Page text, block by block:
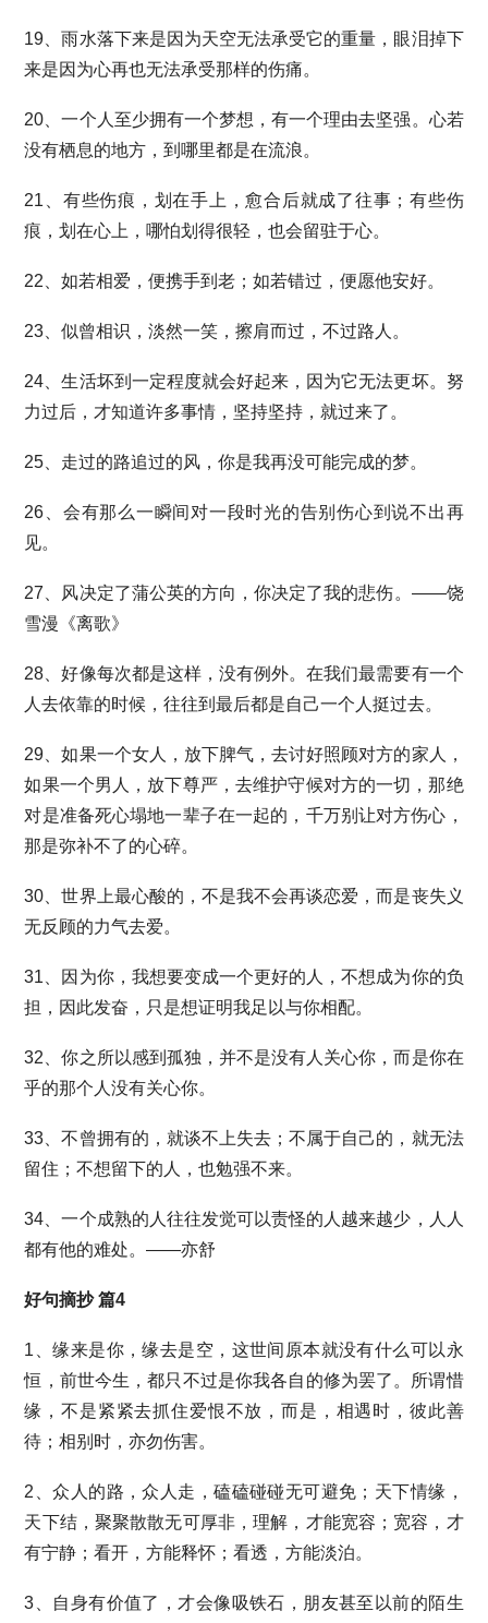
19、雨水落下来是因为天空无法承受它的重量，眼泪掉下
来是因为心再也无法承受那样的伤痛。
20、一个人至少拥有一个梦想，有一个理由去坚强。心若
没有栖息的地方，到哪里都是在流浪。
21、有些伤痕，划在手上，愈合后就成了往事；有些伤
痕，划在心上，哪怕划得很轻，也会留驻于心。
22、如若相爱，便携手到老；如若错过，便愿他安好。
23、似曾相识，淡然一笑，擦肩而过，不过路人。
24、生活坏到一定程度就会好起来，因为它无法更坏。努
力过后，才知道许多事情，坚持坚持，就过来了。
25、走过的路追过的风，你是我再没可能完成的梦。
26、会有那么一瞬间对一段时光的告别伤心到说不出再
见。
27、风决定了蒲公英的方向，你决定了我的悲伤。——饶
雪漫《离歌》
28、好像每次都是这样，没有例外。在我们最需要有一个
人去依靠的时候，往往到最后都是自己一个人挺过去。
29、如果一个女人，放下脾气，去讨好照顾对方的家人，
如果一个男人，放下尊严，去维护守候对方的一切，那绝
对是准备死心塌地一辈子在一起的，千万别让对方伤心，
那是弥补不了的心碎。
30、世界上最心酸的，不是我不会再谈恋爱，而是丧失义
无反顾的力气去爱。
31、因为你，我想要变成一个更好的人，不想成为你的负
担，因此发奋，只是想证明我足以与你相配。
32、你之所以感到孤独，并不是没有人关心你，而是你在
乎的那个人没有关心你。
33、不曾拥有的，就谈不上失去；不属于自己的，就无法
留住；不想留下的人，也勉强不来。
34、一个成熟的人往往发觉可以责怪的人越来越少，人人
都有他的难处。——亦舒
好句摘抄 篇4
1、缘来是你，缘去是空，这世间原本就没有什么可以永
恒，前世今生，都只不过是你我各自的修为罢了。所谓惜
缘，不是紧紧去抓住爱恨不放，而是，相遇时，彼此善
待；相别时，亦勿伤害。
2、众人的路，众人走，磕磕碰碰无可避免；天下情缘，
天下结，聚聚散散无可厚非，理解，才能宽容；宽容，才
有宁静；看开，方能释怀；看透，方能淡泊。
3、自身有价值了，才会像吸铁石，朋友甚至以前的陌生